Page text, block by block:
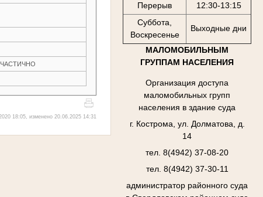
Перерыв
12:30-13:15
Суббота,
Воскресенье
Выходные дни
МАЛОМОБИЛЬНЫМ
ГРУППАМ НАСЕЛЕНИЯ
Организация доступа
маломобильных групп
населения в здание суда
г. Кострома, ул. Долматова, д.
14
тел. 8(4942) 37-08-20
тел. 8(4942) 37-30-11
администратор районного суда
ЧАСТИЧНО
18:05, изменено 20.06.2025 14:31